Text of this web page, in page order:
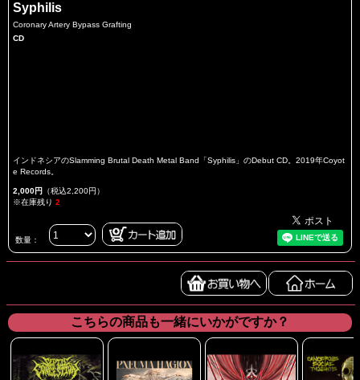
Syphilis
Coronary Artery Bypass Grafting
CD
インドネシアのSlamming Brutal Death Metal Band「Syphilis」のDebut CD。2019年Coyot
e Records。
2,000円 （税込2,200円）
※在庫残り 2
数量：
こちらの商品も一緒にいかがですか？